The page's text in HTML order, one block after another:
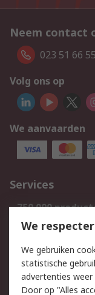
Neem contact
023 51 66
Volg ons op
We aanvaarden
Services
750.000
Bestellen
Track & Trace
Wettelijk
We
We gebruiken
statistische
advertenties weer
Door op "Alles